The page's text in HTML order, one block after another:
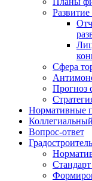
Сфера
Прогноз
Нормативные
Вопрос-ответ